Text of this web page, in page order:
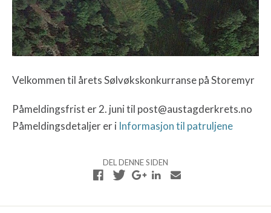
Velkommen til årets Sølvøkskonkurranse på Storemyr
Påmeldingsfrist er 2. juni til post@austagderkrets.no
Påmeldingsdetaljer er i Informasjon til patruljene
DEL DENNE SIDEN